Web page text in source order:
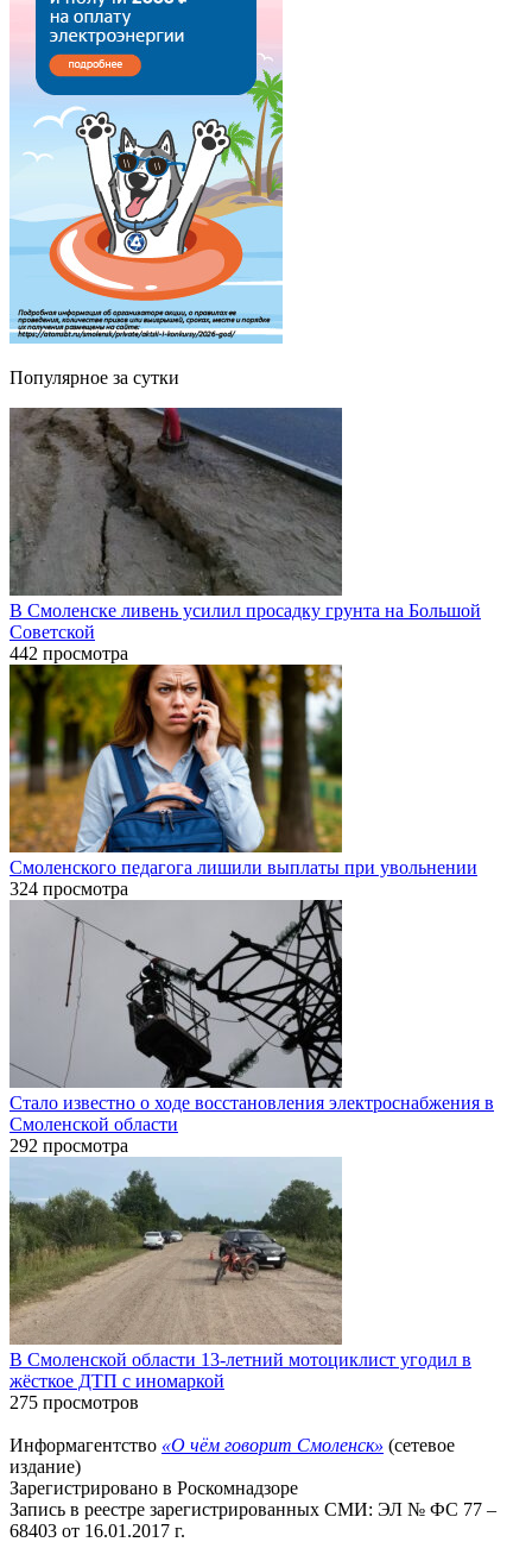
Популярное за сутки
В Смоленске ливень усилил просадку грунта на Большой
Советской
442 просмотра
Смоленского педагога лишили выплаты при увольнении
324 просмотра
Стало известно о ходе восстановления электроснабжения в
Смоленской области
292 просмотра
В Смоленской области 13-летний мотоциклист угодил в
жёсткое ДТП с иномаркой
275 просмотров
Информагентство «О чём говорит Смоленск» (сетевое
издание)
Зарегистрировано в Роскомнадзоре
Запись в реестре зарегистрированных СМИ: ЭЛ № ФС 77 –
68403 от 16.01.2017 г.